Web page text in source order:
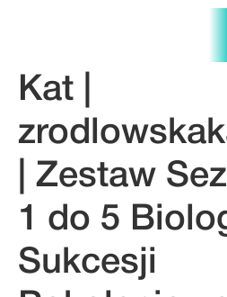
Kat |
| Zestaw
1 do 5
Sukcesji